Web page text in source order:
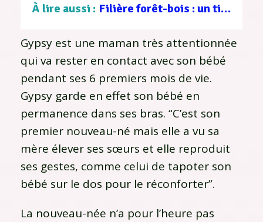
À lire aussi : Filière forêt-bois : un tissu d’entreprises au service d’une gestion durable
Gypsy est une maman très attentionnée
qui va rester en contact avec son bébé
pendant ses 6 premiers mois de vie.
Gypsy garde en effet son bébé en
permanence dans ses bras. “C’est son
premier nouveau-né mais elle a vu sa
mère élever ses sœurs et elle reproduit
ses gestes, comme celui de tapoter son
bébé sur le dos pour le réconforter”.
La nouveau-née n’a pour l’heure pas